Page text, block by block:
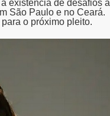
existência de desafios a
São Paulo e no Ceará.
o próximo pleito.